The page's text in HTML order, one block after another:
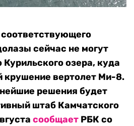
сейчас не могут
Курильского озера, куда
крушение вертолет Ми-8.
решения будет
штаб Камчатского
сообщает РБК со